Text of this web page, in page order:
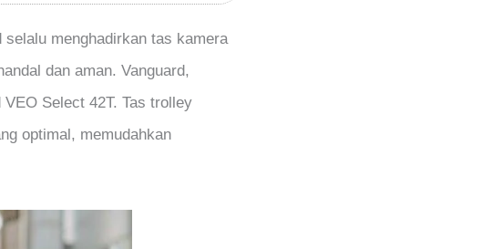
menghadirkan tas kamera
dan aman. Vanguard,
Select 42T. Tas trolley
optimal, memudahkan